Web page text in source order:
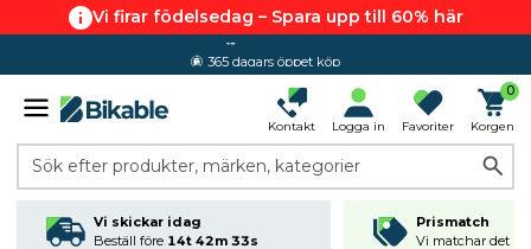
Vi firar födelsedag – Spara upp till 60% här
365 dagars öppet köp
Kontakt Logga in Favoriter
0
Korgen
Sök efter produkter, märken, kategorier
Vi skickar idag
Beställ före 14t 42m 33s
Prismatch
Vi matchar det